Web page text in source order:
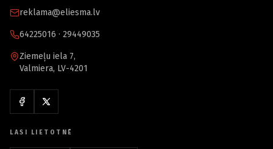
reklama@eliesma.lv
64225016 · 29449035
Ziemeļu iela 7,
Valmiera, LV-4201
LASI LIETOTNĒ